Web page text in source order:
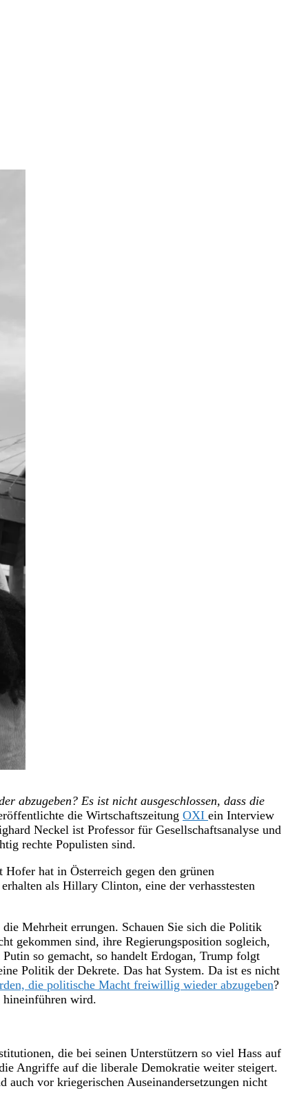
abzugeben? Es ist nicht ausgeschlossen, dass die
die Wirtschaftszeitung OXI ein Interview
Neckel ist Professor für Gesellschaftsanalyse und
rechte Populisten sind.
hat in Österreich gegen den grünen
als Hillary Clinton, eine der verhasstesten
Mehrheit errungen. Schauen Sie sich die Politik
gekommen sind, ihre Regierungsposition sogleich,
so gemacht, so handelt Erdogan, Trump folgt
Politik der Dekrete. Das hat System. Da ist es nicht
die politische Macht freiwillig wieder abzugeben?
hineinführen wird.
die bei seinen Unterstützern so viel Hass auf
Angriffe auf die liberale Demokratie weiter steigert.
vor kriegerischen Auseinandersetzungen nicht